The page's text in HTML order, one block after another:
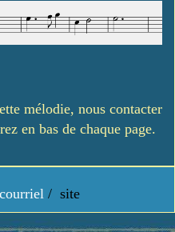
mélodie, nous contacter
en bas de chaque page.
courriel / site